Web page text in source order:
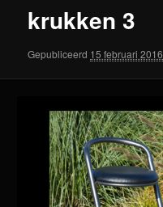
krukken 3
Gepubliceerd 15 februari 2016